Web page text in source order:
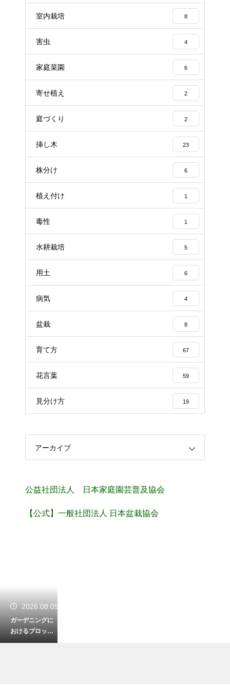
室内栽培 8
害虫 4
家庭菜園 6
寄せ植え 2
庭づくり 2
挿し木 23
株分け 6
植え付け 1
毒性 1
水耕栽培 5
用土 6
病気 4
盆栽 8
育て方 67
花言葉 59
見分け方 19
アーカイブ
公益社団法人 日本家庭園芸普及協会
【公式】一般社団法人 日本盆栽協会
2026.08.09
ガーデニングに
おけるブロック
の敷き方！おし